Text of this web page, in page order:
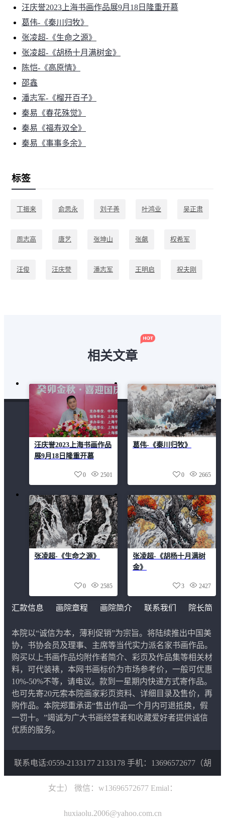
汪庆誉2023上海书画作品展9月18日隆重开慕
葛伟-《秦川归牧》
张凌超-《生命之源》
张凌超-《胡杨十月满树金》
陈恺-《高原情》
邵鑫
潘志军-《榴开百子》
秦易《春花殊觉》
秦易《福寿双全》
秦易《事事多余》
标签
丁振来 俞思永 刘子善 叶鸿业 吴正肃
周志高 唐艺 张坤山 张飙 权希军
汪俊 汪庆誉 潘志军 王明启 祝夫刚
相关文章
汪庆誉2023上海书画作品
展9月18日隆重开慕
2501
0
葛伟-《秦川归牧》
2665
0
张凌超-《生命之源》
2585
0
张凌超-《胡杨十月满树
金》
2427
3
汇款信息 画院章程 画院简介 联系我们
院长简
本院以“诚信为本，薄利促销”为宗旨。将陆续推出中国美
协，书协会员及理事、主席等当代实力派名家书画作品。
购买以上书画作品均附作者简介、彩页及作品集等相关材
料，可代装裱，本网书画标价为市场参考价，一般可优惠
10%-50%不等，请电议。款到一星期内快递方式寄作品。
也可先寄20元索本院画家彩页资料、详细目录及售价，再
购作品。本院郑重承诺“售出作品一个月内可退抵换，假
一罚十。”竭诚为广大书画经营者和收藏爱好者提供诚信
优质的服务。
联系电话:0559-2133177 2133178 手机：13696572677（胡
女士） 微信：w13696572677 Emial：
huxiaolu.2006@yahoo.com.cn